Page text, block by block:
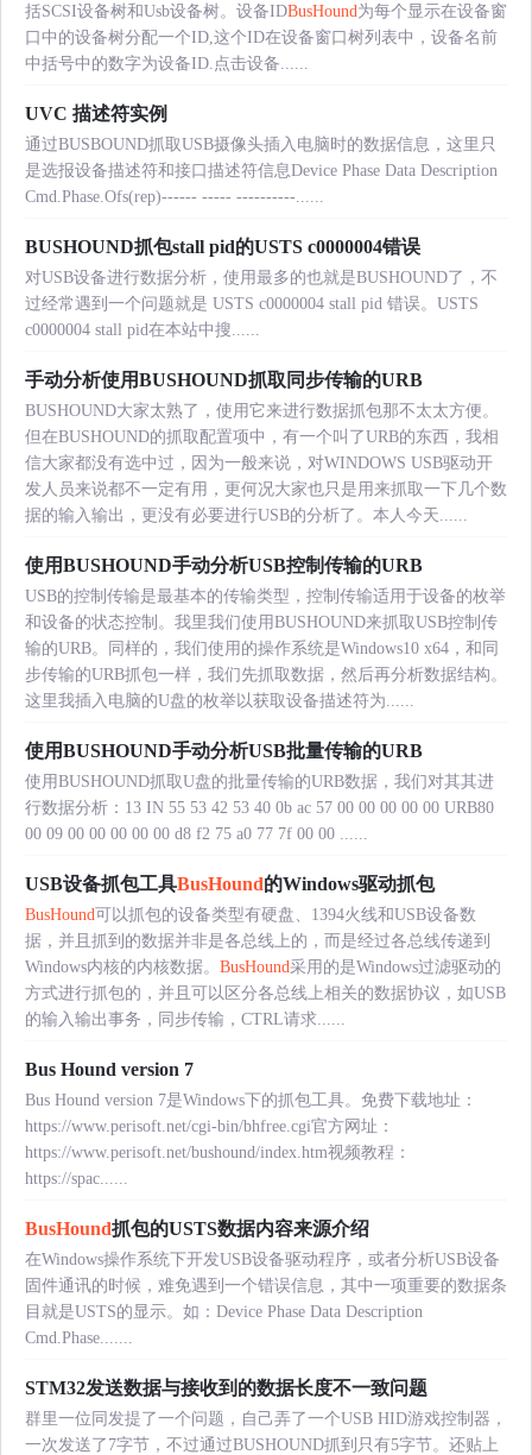
括SCSI设备树和Usb设备树。设备IDBusHound 为每个显示在设备窗
口中的设备树分配一个ID,这个ID在设备窗口树列表中，设备名前
中括号中的数字为设备ID.点击设备......
UVC 描述符实例
通过BUSBOUND抓取USB摄像头插入电脑时的数据信息，这里只
是选报设备描述符和接口描述符信息Device Phase Data Description
Cmd.Phase.Ofs(rep)------ ----- ----------......
BUSHOUND抓包stall pid的USTS c0000004错误
对USB设备进行数据分析，使用最多的也就是BUSHOUND了，不
过经常遇到一个问题就是 USTS c0000004 stall pid 错误。USTS
c0000004 stall pid在本站中搜......
手动分析使用BUSHOUND抓取同步传输的URB
BUSHOUND大家太熟了，使用它来进行数据抓包那不太太方便。
但在BUSHOUND的抓取配置项中，有一个叫了URB的东西，我相
信大家都没有选中过，因为一般来说，对WINDOWS USB驱动开
发人员来说都不一定有用，更何况大家也只是用来抓取一下几个数
据的输入输出，更没有必要进行USB的分析了。本人今天......
使用BUSHOUND手动分析USB控制传输的URB
USB的控制传输是最基本的传输类型，控制传输适用于设备的枚举
和设备的状态控制。我里我们使用BUSHOUND来抓取USB控制传
输的URB。同样的，我们使用的操作系统是Windows10 x64，和同
步传输的URB抓包一样，我们先抓取数据，然后再分析数据结构。
这里我插入电脑的U盘的枚举以获取设备描述符为......
使用BUSHOUND手动分析USB批量传输的URB
使用BUSHOUND抓取U盘的批量传输的URB数据，我们对其其进
行数据分析：13 IN 55 53 42 53 40 0b ac 57 00 00 00 00 00 URB80
00 09 00 00 00 00 00 d8 f2 75 a0 77 7f 00 00 ......
USB设备抓包工具BusHound的Windows驱动抓包
BusHound 可以抓包的设备类型有硬盘、1394火线和USB设备数
据，并且抓到的数据并非是各总线上的，而是经过各总线传递到
Windows内核的内核数据。 BusHound 采用的是Windows过滤驱动的
方式进行抓包的，并且可以区分各总线上相关的数据协议，如USB
的输入输出事务，同步传输，CTRL请求......
Bus Hound version 7
Bus Hound version 7是Windows下的抓包工具。免费下载地址：
https://www.perisoft.net/cgi-bin/bhfree.cgi官方网址：
https://www.perisoft.net/bushound/index.htm视频教程：
https://spac......
BusHound抓包的USTS数据内容来源介绍
在Windows操作系统下开发USB设备驱动程序，或者分析USB设备
固件通讯的时候，难免遇到一个错误信息，其中一项重要的数据条
目就是USTS的显示。如：Device Phase Data Description
Cmd.Phase.......
STM32发送数据与接收到的数据长度不一致问题
群里一位同发提了一个问题，自己弄了一个USB HID游戏控制器，
一次发送了7字节，不过通过BUSHOUND抓到只有5字节。还贴上